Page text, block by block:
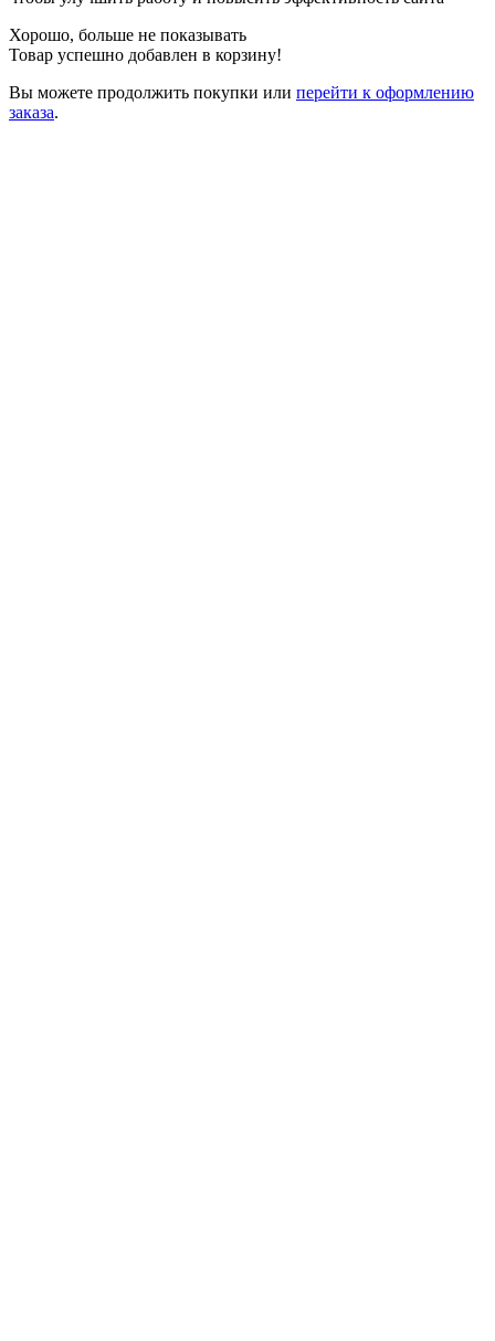
Хорошо, больше не показывать
Товар успешно добавлен в корзину!
Вы можете продолжить покупки или перейти к оформлению
заказа.